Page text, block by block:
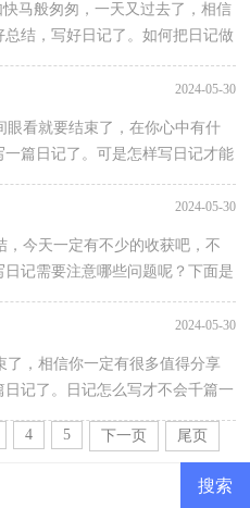
马般匆匆，一天又过去了，相信
结，写好日记了。如何把日记做
理的初中寒假日记...
2024-05-30
看就要结束了，在你心中有什
篇日记了。可是怎样写日记才能
2024-05-30
今天一定有不少的收获吧，不
记需要注意哪些问题呢？下面是
家有所帮助。关于...
2024-05-30
，相信你一定有很多值得分享
记了。日记怎么写才不会千篇一
4 5 下一页 尾页